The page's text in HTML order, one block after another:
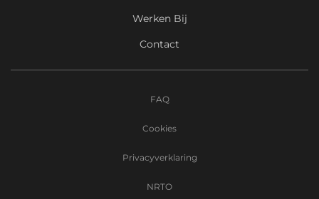
Werken Bij
Contact
FAQ
Cookies
Privacyverklaring
NRTO